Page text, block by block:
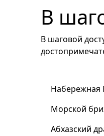
В
В шаговой
Набережная
Морской
Абхазский